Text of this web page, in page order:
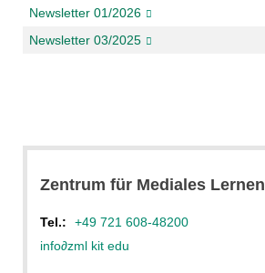
Newsletter 01/2026
Newsletter 03/2025
Zentrum für Mediales Lernen
Tel.:
+49 721 608-48200
info∂zml kit edu